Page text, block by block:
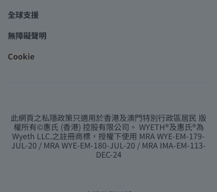
全球支援
無障礙聲明
Cookie
此網頁之私隱政策只適用於香港及澳門特別行政區居民 版
權所有©惠氏 (香港) 控股有限公司。 WYETH®及惠氏®為
Wyeth LLC.之註冊商標，授權下使用 MRA WYE-EM-179-
JUL-20 / MRA WYE-EM-180-JUL-20 / MRA IMA-EM-113-
DEC-24